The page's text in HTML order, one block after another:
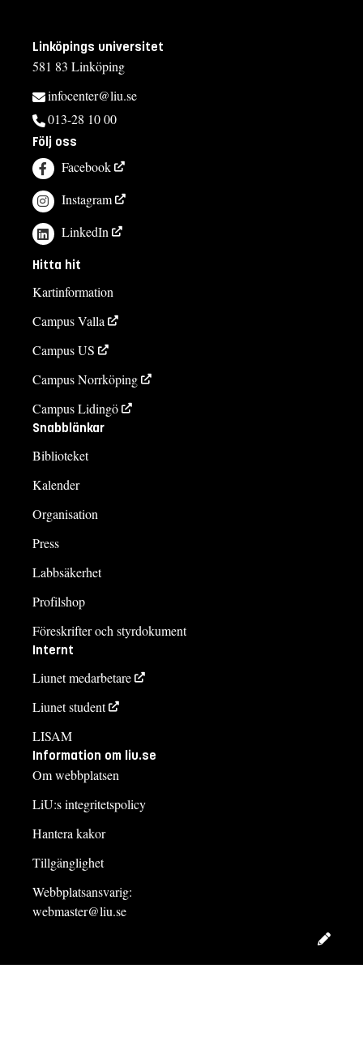
Linköpings universitet
581 83 Linköping
infocenter@liu.se
013-28 10 00
Följ oss
Facebook
Instagram
LinkedIn
Hitta hit
Kartinformation
Campus Valla
Campus US
Campus Norrköping
Campus Lidingö
Snabblänkar
Biblioteket
Kalender
Organisation
Press
Labbsäkerhet
Profilshop
Föreskrifter och styrdokument
Internt
Liunet medarbetare
Liunet student
LISAM
Information om liu.se
Om webbplatsen
LiU:s integritetspolicy
Hantera kakor
Tillgänglighet
Webbplatsansvarig:
webmaster@liu.se